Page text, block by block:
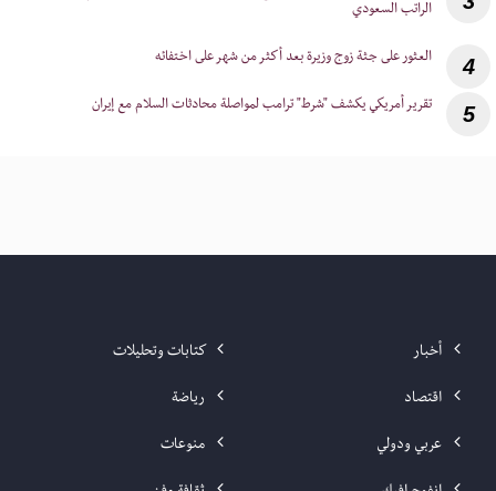
الراتب السعودي
4
5
أخبار كتابات وتحليلات
اقتصاد رياضة
عربي ودولي منوعات